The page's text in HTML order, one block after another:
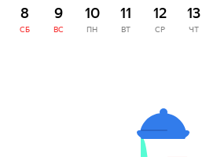
8
СБ
9
ВС
10
ПН
11
ВТ
12
СР
13
ЧТ